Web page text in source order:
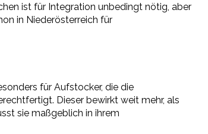
ist für Integration unbedingt nötig, aber
in Niederösterreich für
für Aufstocker, die die
Dieser bewirkt weit mehr, als
sie maßgeblich in ihrem